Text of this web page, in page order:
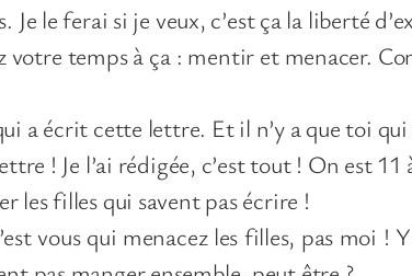
Je le ferai si je veux, c’est ça la liberté
votre temps à ça : mentir et menacer.
a écrit cette lettre. Et il n’y a que toi
! Je l’ai rédigée, c’est tout ! On est 11
les filles qui savent pas écrire !
vous qui menacez les filles, pas moi !